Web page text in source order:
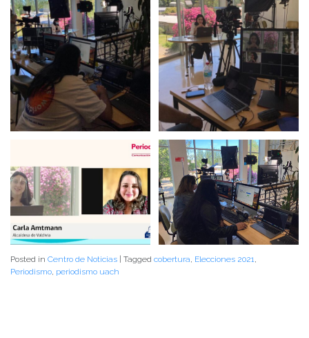
Posted in Centro de Noticias | Tagged cobertura Elecciones 2021
Periodismo periodismo uach